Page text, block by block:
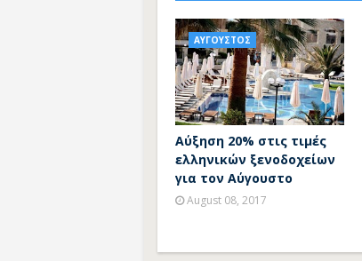
ΑΥΓΟΥΣΤΟΣ
Αύξηση 20% στις τιμές
ελληνικών ξενοδοχείων
για τον Αύγουστο
August 08, 2017